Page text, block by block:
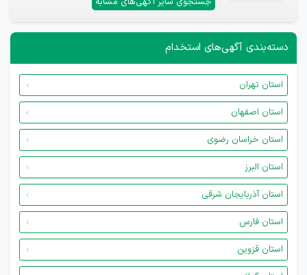
دسته‌بندی آگهی‌های استخدام
استان تهران
استان اصفهان
استان خراسان رضوی
استان البرز
استان آذربایجان شرقی
استان فارس
استان قزوین